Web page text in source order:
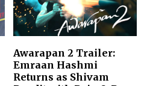
Awarapan 2 Trailer:
Emraan Hashmi
Returns as Shivam